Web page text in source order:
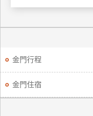
金門行程
金門住宿